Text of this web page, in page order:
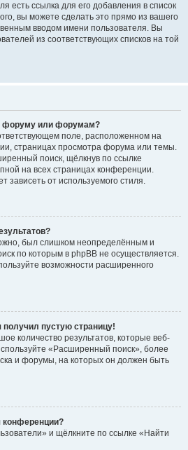
есть ссылка для его добавления в список
вы можете сделать это прямо из вашего
вводом имени пользователя. Вы
из соответствующих списков на той
форуму или форумам?
поле, расположенном на
страницах просмотра форума или темы.
поиск, щёлкнув по ссылке
на всех страницах конференции.
зависеть от используемого стиля.
был слишком неопределённым и
по которым в phpBB не осуществляется.
возможности расширенного
получил пустую страницу!
количество результатов, которые веб-
«Расширенный поиск», более
и форумы, на которых он должен быть
конференции?
и щёлкните по ссылке «Найти